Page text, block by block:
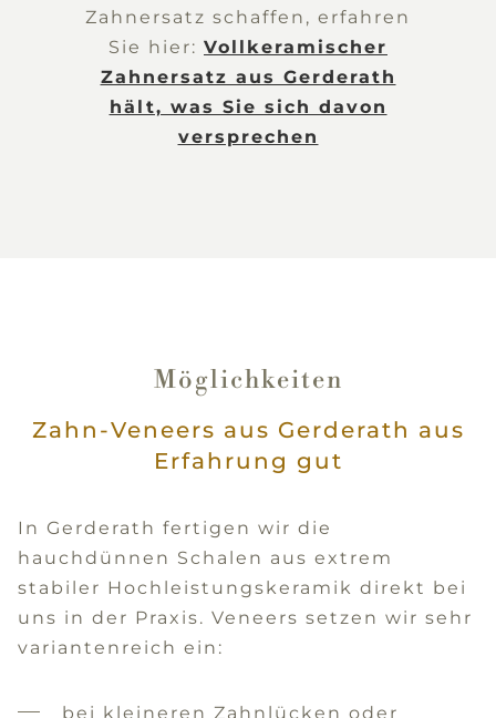
Zahnersatz schaffen, erfahren
Sie hier: Vollkeramischer
Zahnersatz aus Gerderath
hält, was Sie sich davon
versprechen
Möglichkeiten
Zahn-Veneers aus Gerderath aus
Erfahrung gut
In Gerderath fertigen wir die
hauchdünnen Schalen aus extrem
stabiler Hochleistungskeramik direkt bei
uns in der Praxis. Veneers setzen wir sehr
variantenreich ein:
bei kleineren Zahnlücken oder